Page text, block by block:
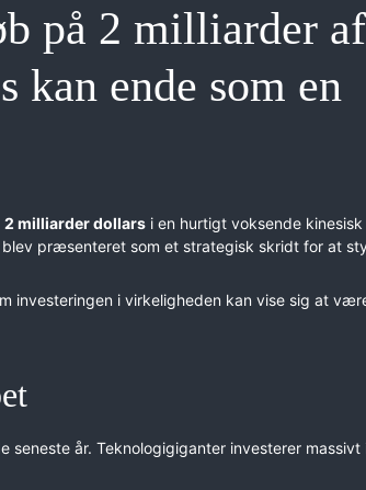
på 2 milliarder
kan ende som en
2 milliarder dollars i en hurtigt voksende
præsenteret som et strategisk skridt for at
investeringen i virkeligheden kan vise sig at
seneste år. Teknologigiganter investerer massivt